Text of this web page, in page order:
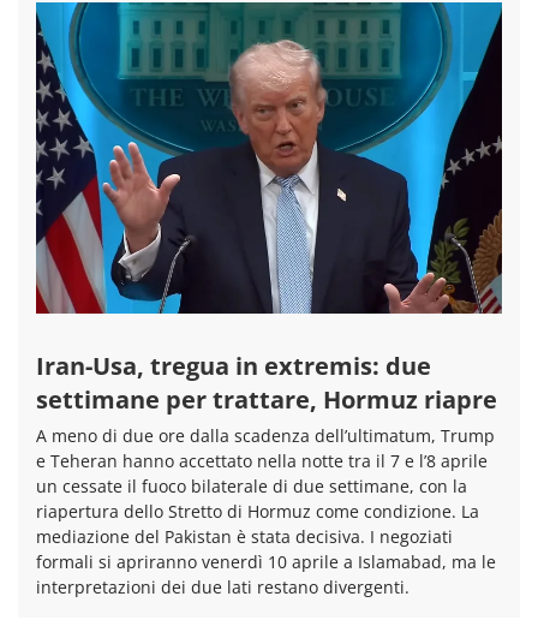
Iran-Usa, tregua in extremis: due
settimane per trattare, Hormuz riapre
A meno di due ore dalla scadenza dell’ultimatum, Trump
e Teheran hanno accettato nella notte tra il 7 e l’8 aprile
un cessate il fuoco bilaterale di due settimane, con la
riapertura dello Stretto di Hormuz come condizione. La
mediazione del Pakistan è stata decisiva. I negoziati
formali si apriranno venerdì 10 aprile a Islamabad, ma le
interpretazioni dei due lati restano divergenti.